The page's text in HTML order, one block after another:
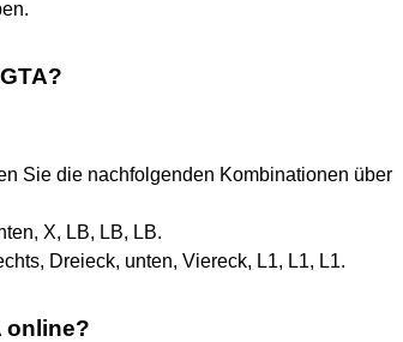
Sie die nachfolgenden Kombinationen über
X, LB, LB, LB.
Dreieck, unten, Viereck, L1, L1, L1.
online?